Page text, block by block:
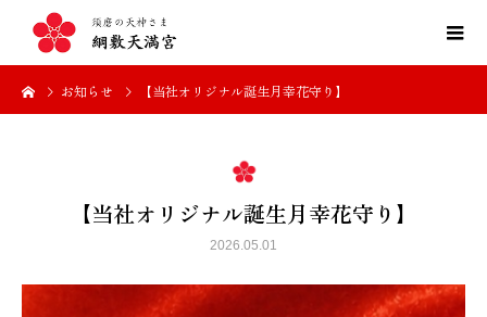
お知らせ 【当社オリジナル誕生月幸花守り】
【当社オリジナル誕生月幸花守り】
2026.05.01